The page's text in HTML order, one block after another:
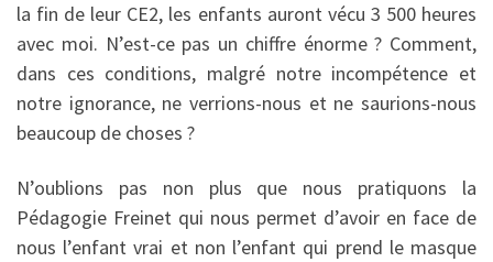
la fin de leur CE2, les enfants auront vécu 3 500 heures
avec moi. N’est-ce pas un chiffre énorme ? Comment,
dans ces conditions, malgré notre incompétence et
notre ignorance, ne verrions-nous et ne saurions-nous
beaucoup de choses ?
N’oublions pas non plus que nous pratiquons la
Pédagogie Freinet qui nous permet d’avoir en face de
nous l’enfant vrai et non l’enfant qui prend le masque